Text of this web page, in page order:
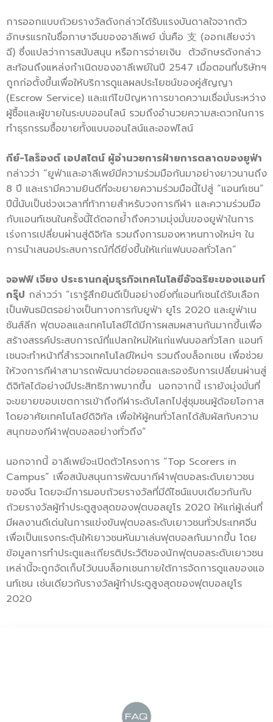
การออกแบบถ้วยรางวัลดังกล่าวได้รับแรงบันดาลใจจากตัว
อักษรแรกในชื่อภาษาจีนของอาลีเพย์ นั่นคือ 支 (ออกเสียงว่า
ฉี) ซึ่งแปลว่าการสนับสนุน หรือการจ่ายเงิน ตัวอักษรดังกล่าว
สะท้อนถึงแหล่งกำเนิดของอาลีเพย์ในปี 2547 เมื่อตอนที่บริษัทฯ
ถูกก่อตั้งขึ้นเพื่อให้บริการดูแลผลประโยชน์ของคู่สัญญา
(Escrow Service) และแก้ไขปัญหาการขาดความเชื่อมั่นระหว่าง
ผู้ซื้อและผู้ขายในระบบออนไลน์ รวมถึงอำนวยความสะดวกในการ
ทำธุรกรรมซื้อขายทั้งแบบออนไลน์และออฟไลน์
กีย์-โลร็องต์ เอปสไตน์ ผู้อำนวยการฝ่ายการตลาดของยูฟ่า
กล่าวว่า “ยูฟ่าและอาลีเพย์มีความร่วมมือกันมาอย่างยาวนานถึง
8 ปี และเรามีความยินดีที่จะขยายความร่วมมือนี้ไปสู่ “แอนท์เชน”
ปีนี้นับเป็นช่วงเวลาที่ท้าทายสำหรับวงการกีฬา และความร่วมมือ
กับแอนท์เชนในครั้งนี้ได้ตอกย้ำถึงความมุ่งมั่นของยูฟ่าในการ
เร่งการเปลี่ยนผ่านสู่ดิจิทัล รวมถึงการมองหาหนทางใหม่ๆ ใน
การนำเสนอประสบการณ์ที่ดียิ่งขึ้นให้แก่แฟนบอลทั่วโลก”
จอฟฟ์ เจียง ประธานกลุ่มธุรกิจเทคโนโลยีอัจฉริยะของแอนท์
กรุ๊ป กล่าวว่า “เรารู้สึกยินดีเป็นอย่างยิ่งที่แอนท์เชนได้รับเลือก
เป็นพันธมิตรอย่างเป็นทางการกับยูฟ่า ยูโร 2020 และยูฟ่าเน
ชันส์ลีก ฟุตบอลและเทคโนโลยีได้มีการผสมผสานกันมากขึ้นเพื่อ
สร้างสรรค์ประสบการณ์ที่แปลกใหม่ให้แก่แฟนบอลทั่วโลก แอนท์
เชนจะทำหน้าที่สำรวจเทคโนโลยีใหม่ๆ รวมถึงบล็อกเชน เพื่อช่วย
ให้วงการกีฬาสามารถพัฒนาต่อยอดและรองรับการเปลี่ยนผ่านสู่
ดิจิทัลได้อย่างมีประสิทธิภาพมากขึ้น นอกจากนี้ เรายังมุ่งมั่นที่
จะขยายขอบเขตการเข้าถึงกีฬาระดับโลกไปสู่ชุมชนผู้ด้อยโอกาส
โดยอาศัยเทคโนโลยีดิจิทัล เพื่อให้ผู้คนทั่วโลกได้สัมผัสกับความ
สนุกของกีฬาฟุตบอลอย่างทั่วถึง”
นอกจากนี้ อาลีเพย์จะเปิดตัวโครงการ “Top Scorers in
Campus” เพื่อสนับสนุนการพัฒนากีฬาฟุตบอลระดับเยาวชน
ของจีน โดยจะมีการมอบถ้วยรางวัลที่มีดีไซน์แบบเดียวกันกับ
ถ้วยรางวัลผู้ทำประตูสูงสุดของฟุตบอลยูโร 2020 ให้แก่ผู้เล่นที่
มีผลงานดีเด่นในการแข่งขันฟุตบอลระดับเยาวชนทั่วประเทศจีน
เพื่อเป็นแรงกระตุ้นให้เยาวชนหันมาเล่นฟุตบอลกันมากขึ้น โดย
ข้อมูลการทำประตูและเกียรติประวัติของนักฟุตบอลระดับเยาวชน
เหล่านี้จะถูกจัดเก็บไว้บนบล็อกเชนภายใต้การจัดการดูแลของแอ
นท์เชน เช่นเดียวกับรางวัลผู้ทำประตูสูงสุดของฟุตบอลยูโร
2020